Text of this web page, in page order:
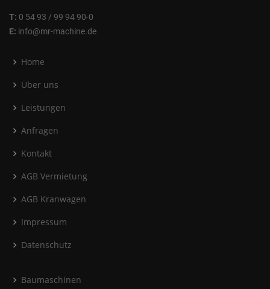
T: 0 54 93 / 99 94 90-0
E: info@mr-machine.de
Home
Über uns
Leistungen
Anfragen
Kontakt
AGB Vermietung
AGB Kranwagen
Impressum
Datenschutz
Baumaschinen